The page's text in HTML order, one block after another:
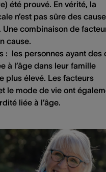
été prouvé. En vérité, la
n’est pas sûre des
combinaison de
cause.
: les personnes ayant des
à l’âge dans leur famille
plus élevé. Les facteurs
le mode de vie ont
liée à l’âge.